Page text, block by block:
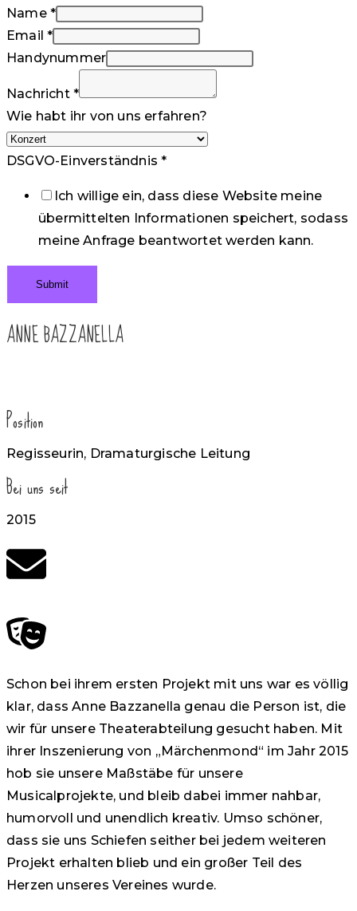
Name *
Email*
Handynummer
Nachricht *
Wie habt ihr von uns erfahren?
DSGVO-Einverständnis*
Ich willige ein, dass diese Website meine
übermittelten Informationen speichert, sodass
meine Anfrage beantwortet werden kann.
Submit
ANNE BAZZANELLA
Position
Regisseurin, Dramaturgische Leitung
Bei uns seit
2015
Schon bei ihrem ersten Projekt mit uns war es völlig
klar, dass Anne Bazzanella genau die Person ist, die
wir für unsere Theaterabteilung gesucht haben. Mit
ihrer Inszenierung von „Märchenmond“ im Jahr 2015
hob sie unsere Maßstäbe für unsere
Musicalprojekte, und bleib dabei immer nahbar,
humorvoll und unendlich kreativ. Umso schöner,
dass sie uns Schiefen seither bei jedem weiteren
Projekt erhalten blieb und ein großer Teil des
Herzen unseres Vereines wurde.